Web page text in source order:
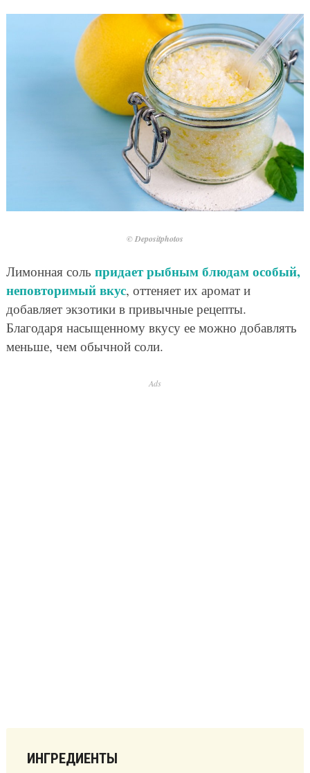
© Depositphotos
Лимонная соль придает рыбным блюдам особый,
неповторимый вкус, оттеняет их аромат и
добавляет экзотики в привычные рецепты.
Благодаря насыщенному вкусу ее можно добавлять
меньше, чем обычной соли.
Ads
ИНГРЕДИЕНТЫ